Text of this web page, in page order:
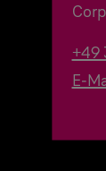
+49
E-